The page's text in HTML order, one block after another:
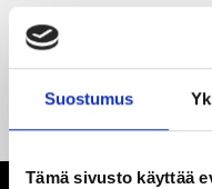
Suostumus
Tämä sivusto käyttää
18.05.2026
Jaatinen ja Liljamo
yhteistyö jatkuu